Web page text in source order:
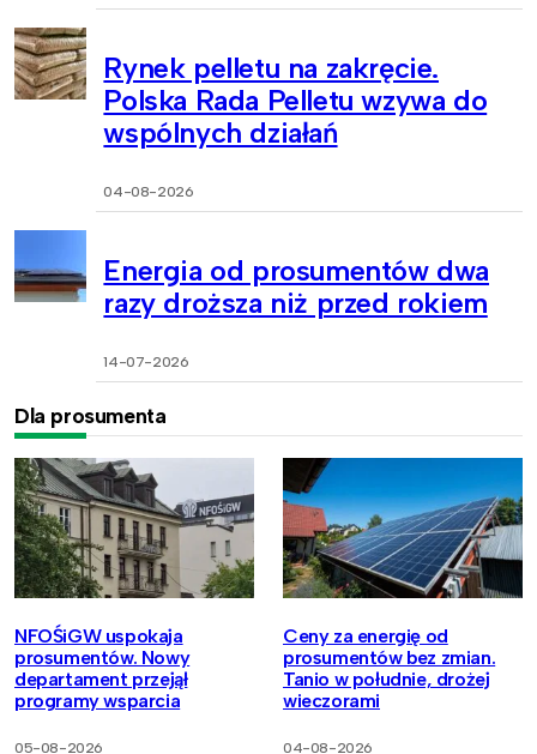
Rynek pelletu na zakręcie.
Polska Rada Pelletu wzywa do
wspólnych działań
04-08-2026
Energia od prosumentów dwa
razy droższa niż przed rokiem
14-07-2026
Dla prosumenta
NFOŚiGW uspokaja
prosumentów. Nowy
departament przejął
programy wsparcia
05-08-2026
Ceny za energię od
prosumentów bez zmian.
Tanio w południe, drożej
wieczorami
04-08-2026